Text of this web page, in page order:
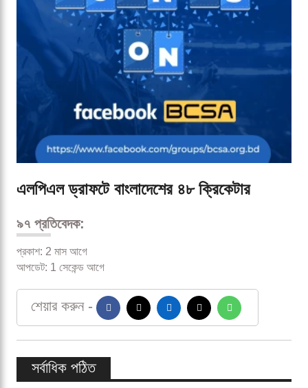
এলপিএল ড্রাফটে বাংলাদেশের ৪৮ ক্রিকেটার
৯৭ প্রতিবেদক:
প্রকাশ: 2 মাস আগে
আপডেট: 1 সেকেন্ড আগে
শেয়ার করুন -
সর্বাধিক পঠিত